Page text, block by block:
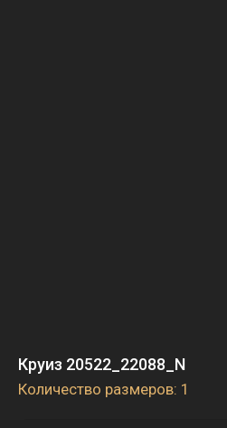
Круиз 20522_22088_N
Количество размеров: 1